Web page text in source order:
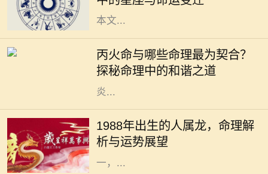
中，许多星座将迎来命运的转折点。
本文...
丙火命与哪些命理最为契合？
探秘命理中的和谐之道
在中国的命理学中，五行相生相克的
理论是理解人与人之间关系的重要基
础。其中，丙火命的人，因其性格热
情、光明积极而备受瞩目。他们如同
炎...
1988年出生的人属龙，命理解
析与运势展望
在中华文化中，生肖是一个重要的传
统概念，每一个生肖都蕴含着独特的
性格特征和命理意义。1988年出生的
人，生肖属龙。龙作为十二生肖之
一，...
在我们的生活中，外貌常常是人们最